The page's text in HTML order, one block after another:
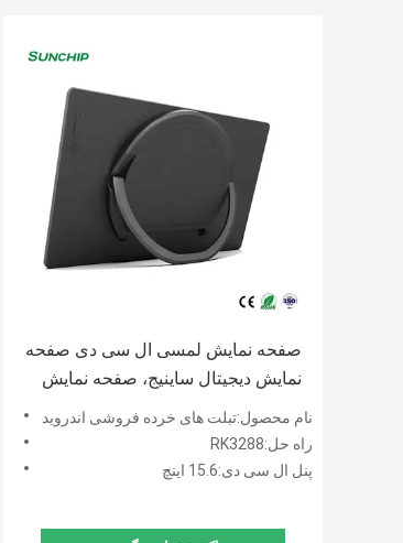
صفحه نمایش لمسی ال سی دی صفحه
نمایش دیجیتال ساینیج، صفحه نمایش
دیجیتال ساینیج ال سی دی 15.6 اینچی
نام محصول:تبلت های خرده فروشی اندروید
راه حل:RK3288
پنل ال سی دی:15.6 اینچ